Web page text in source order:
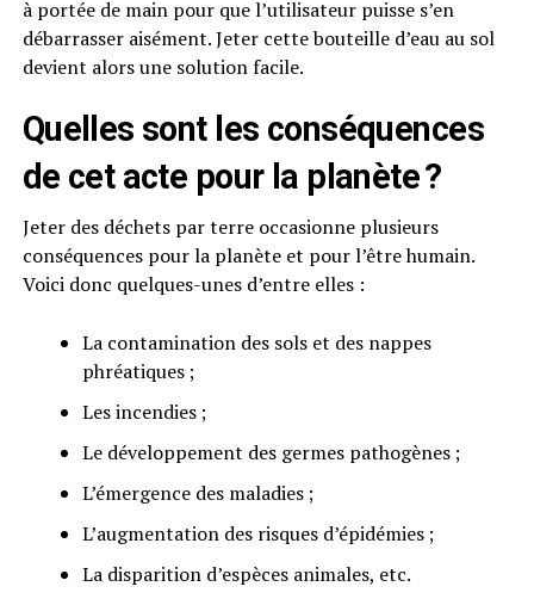
à portée de main pour que l’utilisateur puisse s’en
débarrasser aisément. Jeter cette bouteille d’eau au sol
devient alors une solution facile.
Quelles sont les conséquences
de cet acte pour la planète ?
Jeter des déchets par terre occasionne plusieurs
conséquences pour la planète et pour l’être humain.
Voici donc quelques-unes d’entre elles :
La contamination des sols et des nappes
phréatiques ;
Les incendies ;
Le développement des germes pathogènes ;
L’émergence des maladies ;
L’augmentation des risques d’épidémies ;
La disparition d’espèces animales, etc.